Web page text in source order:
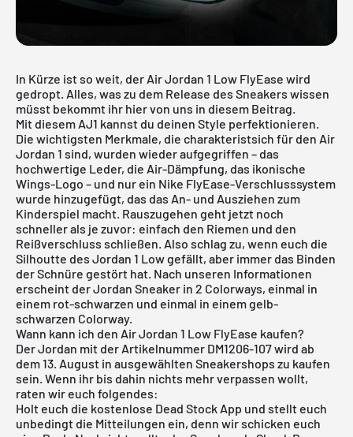
In Kürze ist so weit, der Air Jordan 1 Low FlyEase wird
gedropt. Alles, was zu dem Release des Sneakers wissen
müsst bekommt ihr hier von uns in diesem Beitrag.
Mit diesem AJ1 kannst du deinen Style perfektionieren.
Die wichtigsten Merkmale, die charakteristsich für den Air
Jordan 1 sind, wurden wieder aufgegriffen – das
hochwertige Leder, die Air-Dämpfung, das ikonische
Wings-Logo – und nur ein Nike FlyEase-Verschlusssystem
wurde hinzugefügt, das das An- und Ausziehen zum
Kinderspiel macht. Rauszugehen geht jetzt noch
schneller als je zuvor: einfach den Riemen und den
Reißverschluss schließen. Also schlag zu, wenn euch die
Silhoutte des Jordan 1 Low gefällt, aber immer das Binden
der Schnüre gestört hat. Nach unseren Informationen
erscheint der Jordan Sneaker in 2 Colorways, einmal in
einem rot-schwarzen und einmal in einem gelb-
schwarzen Colorway.
Wann kann ich den Air Jordan 1 Low FlyEase kaufen?
Der Jordan mit der Artikelnummer DM1206-107 wird ab
dem 13. August in ausgewählten Sneakershops zu kaufen
sein. Wenn ihr bis dahin nichts mehr verpassen wollt,
raten wir euch folgendes:
Holt euch die kostenlose Dead Stock App und stellt euch
unbedingt die Mitteilungen ein, denn wir schicken euch